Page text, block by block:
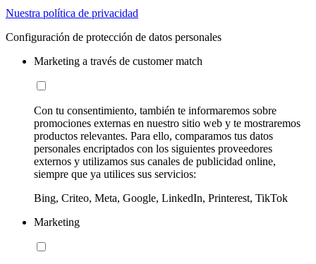
Nuestra política de privacidad
Configuración de protección de datos personales
Marketing a través de customer match
Con tu consentimiento, también te informaremos sobre
promociones externas en nuestro sitio web y te mostraremos
productos relevantes. Para ello, comparamos tus datos
personales encriptados con los siguientes proveedores
externos y utilizamos sus canales de publicidad online,
siempre que ya utilices sus servicios:
Bing, Criteo, Meta, Google, LinkedIn, Printerest, TikTok
Marketing